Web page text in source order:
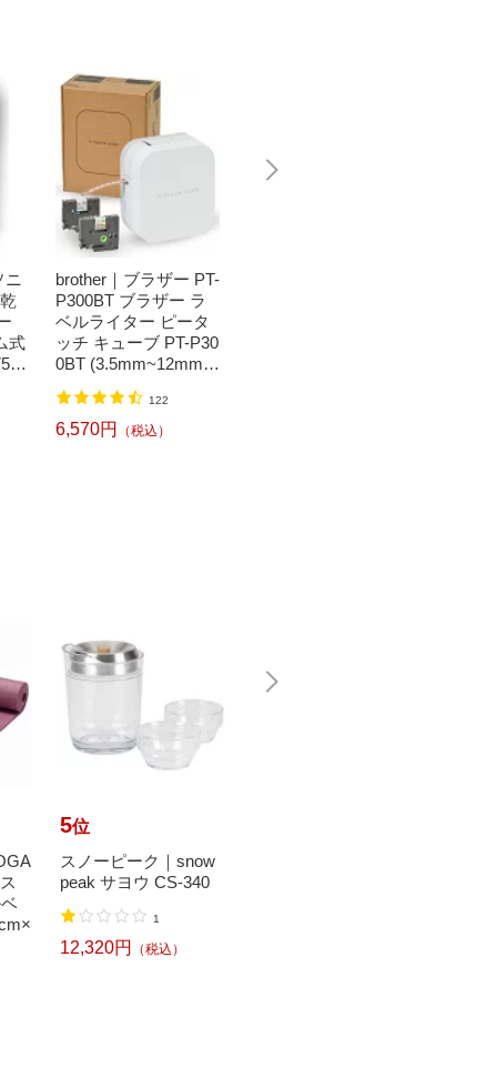
ニ
式
brother｜ブラザー PT-
P300BT ブラザー ラ
ベルライター ピータ
ッチ キューブ PT-P30
0BT (3.5mm~12mm
CH CUBE（ピータッ
チキューブ）[PTP300
122
6,570円 （税込）
5位
スノーピーク｜snow
peak サヨウ CS-340
1
12,320円 （税込）